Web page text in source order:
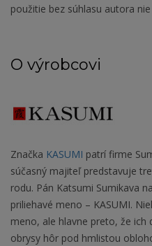
použitie bez súhlasu autora
O výrobcovi
Značka KASUMI patrí firme
súčasný majiteľ predstavuje
rodu. Pán Katsumi Sumikava
priliehavé meno – KASUMI.
meno, ale hlavne preto, že ich
obrysy hôr pod hmlistou